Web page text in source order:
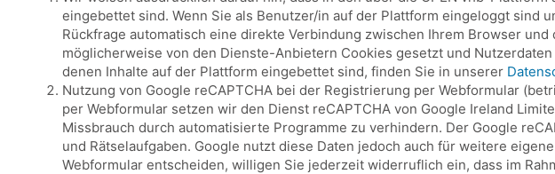
eingebettet sind. Wenn Sie als Benutzer/in auf der Plattform eingeloggt
Rückfrage automatisch eine direkte Verbindung zwischen Ihrem Browser
möglicherweise von den Dienste-Anbietern Cookies gesetzt und
denen Inhalte auf der Plattform eingebettet sind, finden Sie in unserer
Nutzung von Google reCAPTCHA bei der Registrierung per Webformular
per Webformular setzen wir den Dienst reCAPTCHA von Google Ireland
Missbrauch durch automatisierte Programme zu verhindern. Der Google
und Rätselaufgaben. Google nutzt diese Daten jedoch auch für weitere
Webformular entscheiden, willigen Sie jederzeit widerruflich ein, dass im